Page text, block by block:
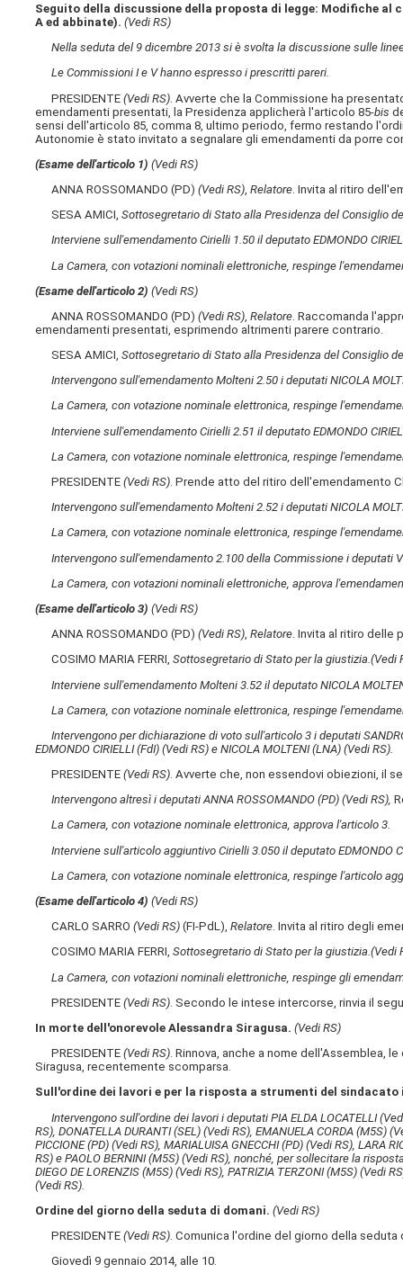
Seguito della discussione della proposta di legge: Modifiche
A ed abbinate). (Vedi RS)
Nella seduta del 9 dicembre 2013 si è svolta la discussione sulle
Le Commissioni I e V hanno espresso i prescritti pareri.
PRESIDENTE(Vedi RS) . Avverte che la Commissione ha
emendamenti presentati, la Presidenza applicherà l'articolo 85-bis
sensi dell'articolo 85, comma 8, ultimo periodo, fermo restando
Autonomie è stato invitato a segnalare gli emendamenti da porre
(Esame dell'articolo 1) (Vedi RS)
ANNA ROSSOMANDO (PD)(Vedi RS) ,Relatore . Invita al ritiro
SESA AMICI,Sottosegretario di Stato alla Presidenza del Consiglio
Interviene sull'emendamento Cirielli 1.50 il deputato EDMONDO
La Camera, con votazioni nominali elettroniche, respinge
(Esame dell'articolo 2) (Vedi RS)
ANNA ROSSOMANDO (PD)(Vedi RS) ,Relatore . Raccomanda
emendamenti presentati, esprimendo altrimenti parere contrario.
SESA AMICI,Sottosegretario di Stato alla Presidenza del Consiglio
Intervengono sull'emendamento Molteni 2.50 i deputati NICOLA
La Camera, con votazione nominale elettronica, respinge
Interviene sull'emendamento Cirielli 2.51 il deputato EDMONDO
La Camera, con votazione nominale elettronica, respinge
PRESIDENTE(Vedi RS). Prende atto del ritiro dell'emendamento
Intervengono sull'emendamento Molteni 2.52 i deputati NICOLA
La Camera, con votazione nominale elettronica, respinge
Intervengono sull'emendamento 2.100 della Commissione i deputati
La Camera, con votazioni nominali elettroniche, approva
(Esame dell'articolo 3) (Vedi RS)
ANNA ROSSOMANDO (PD)(Vedi RS),Relatore. Invita al ritiro delle
COSIMO MARIA FERRI,Sottosegretario di Stato per la giustizia.(Vedi
Interviene sull'emendamento Molteni 3.52 il deputato NICOLA
La Camera, con votazione nominale elettronica, respinge
Intervengono per dichiarazione di voto sull'articolo 3 i deputati
EDMONDO CIRIELLI (FdI)(Vedi RS) e NICOLA MOLTENI (LNA)(Vedi RS)
PRESIDENTE(Vedi RS). Avverte che, non essendovi obiezioni, il
Intervengono altresì i deputati ANNA ROSSOMANDO (PD)(Vedi RS),
La Camera, con votazione nominale elettronica, approva l'articolo 3.
Interviene sull'articolo aggiuntivo Cirielli 3.050 il deputato EDMONDO
La Camera, con votazione nominale elettronica, respinge l'articolo
(Esame dell'articolo 4) (Vedi RS)
CARLO SARRO(Vedi RS) (FI-PdL),Relatore. Invita al ritiro degli
COSIMO MARIA FERRI,Sottosegretario di Stato per la giustizia.(Vedi
La Camera, con votazioni nominali elettroniche, respinge gli
PRESIDENTE(Vedi RS) . Secondo le intese intercorse, rinvia il
In morte dell'onorevole Alessandra Siragusa. (Vedi RS)
PRESIDENTE(Vedi RS). Rinnova, anche a nome dell'Assemblea,
Siragusa, recentemente scomparsa.
Sull'ordine dei lavori e per la risposta a strumenti del
Intervengono sull'ordine dei lavori i deputati PIA ELDA LOCATELLI
RS) , DONATELLA DURANTI (SEL)(Vedi RS) , EMANUELA CORDA (M5S)
PICCIONE (PD)(Vedi RS) , MARIALUISA GNECCHI (PD)(Vedi RS) , LARA
RS) e PAOLO BERNINI (M5S)(Vedi RS) , nonché, per sollecitare la
DIEGO DE LORENZIS (M5S)(Vedi RS) , PATRIZIA TERZONI (M5S)(Vedi
(Vedi RS)
Ordine del giorno della seduta di domani. (Vedi RS)
PRESIDENTE(Vedi RS) . Comunica l'ordine del giorno della seduta
Giovedì 9 gennaio 2014, alle 10.